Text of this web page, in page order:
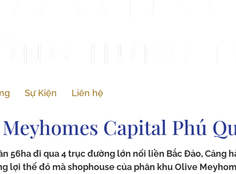
Sự Kiện Liên hệ
Capital Phú
56ha đi qua 4 trục đường lớn nối liền Bắc Đảo, Cảng
lợi thế đó mà shophouse của phân khu Olive